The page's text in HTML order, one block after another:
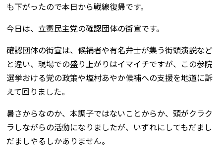
も下がったので本日から戦線復帰です。
今日は、立憲民主党の確認団体の街宣です。
確認団体の街宣は、候補者や有名弁士が集う街頭演説など
と違い、現場での盛り上がりはイマイチですが、この参院
選挙おける党の政策や塩村あやか候補への支援を地道に訴
えて回りました。
暑さからなのか、本調子ではないことからか、頭がクラク
ラしながらの活動になりましたが、いずれにしてもだまし
だましやるしかありません。